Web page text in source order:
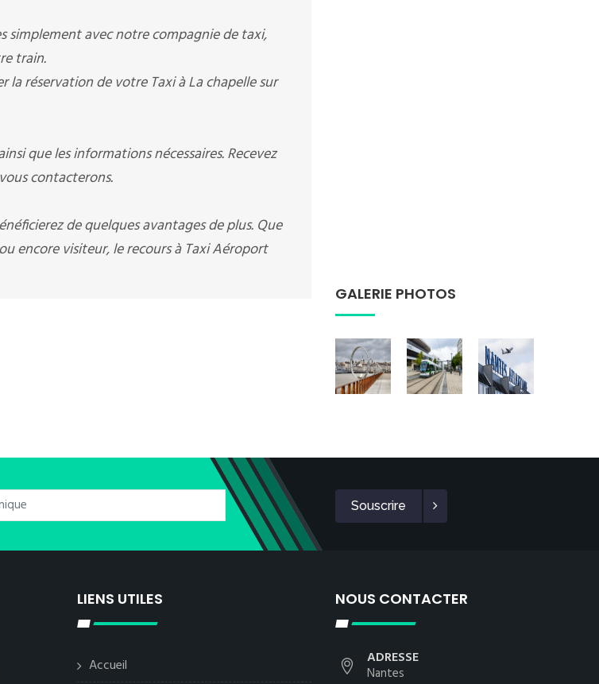
simplement avec notre compagnie de taxi,
train.
réservation de votre Taxi à La chapelle sur
que les informations nécessaires. Recevez
contacterons.
de quelques avantages de plus. Que
encore visiteur, le recours à Taxi Aéroport
GALERIE PHOTOS
Souscrire
LIENS UTILES
Accueil
NOUS CONTACTER
ADRESSE
Nantes